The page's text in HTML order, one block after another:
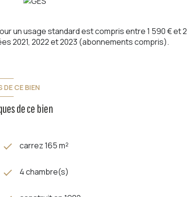
un usage standard est compris entre 1 590 € et 2
2021, 2022 et 2023 (abonnements compris).
DE CE BIEN
de ce bien
carrez 165 m²
4 chambre(s)